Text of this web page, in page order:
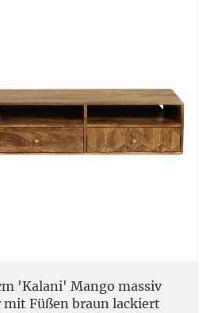
'Kalani' Mango massiv
mit Füßen braun lackiert